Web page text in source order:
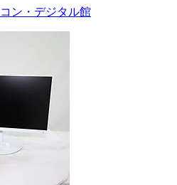
ン・デジタル館